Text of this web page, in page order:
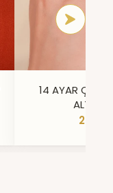
14 AYAR ÇİFT
ALTIN